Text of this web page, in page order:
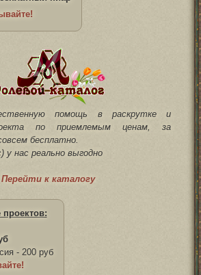
помощь в раскрутке и
по приемлемым ценам, за
бесплатно.
у нас реально выгодно
Перейти к каталогу
- 200 руб